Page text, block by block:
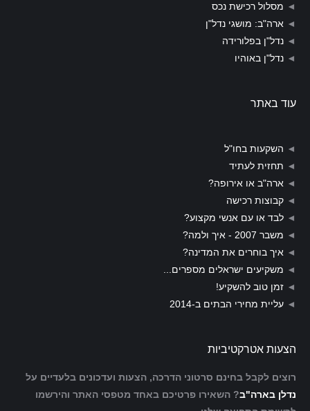
◄ מסלול רכישת נכס
◄ ארה"ב: מושגי נדל"ן
◄ נדל"ן בפלורידה
◄ נדל"ן באוהיו
עוד באתר
◄ השקעות בחו"ל
◄ תחזית לעתיד
◄ ארה"ב או אירופה?
◄ קבוצות רכישה
◄ לבד או עם אנשי מקצוע?
◄ משבר 2007 - איך ולמה?
◄ איך בוחרים את המדינה?
◄ משקיעים ישראלים מספרים...
◄ זמן טוב להשקיע!
◄ עליית מחירי הבתים ב-2014
הצעות אטרקטיביות
רוצים לקבל בחינם סרטוני הדרכה, הצעות ועדכונים בלעדיים על
נדלן בארה"ב? השאירו פרטיכם באחד מטפסי האתר והירשמו